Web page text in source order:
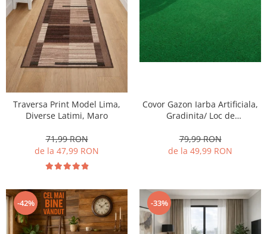
Traversa Print Model Lima,
Diverse Latimi, Maro
71,99 RON
de la 47,99 RON
Covor Gazon Iarba Artificiala,
Gradinita/ Loc de
Linda Inaltime fir 10 mm,
Verde
79,99 RON
de la 49,99 RON
-42% -33%